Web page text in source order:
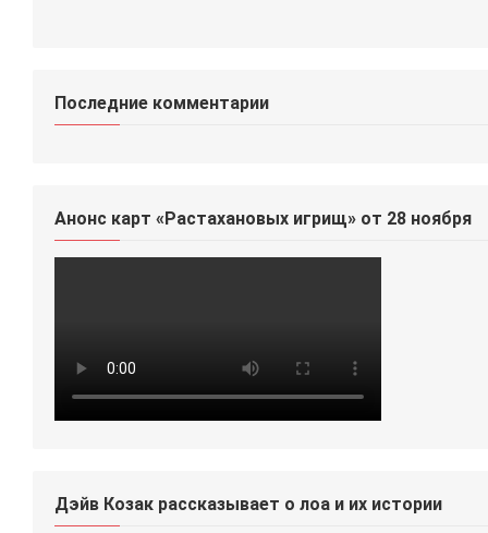
Последние комментарии
Анонс карт «Растахановых игрищ» от 28 ноября
Дэйв Козак рассказывает о лоа и их истории